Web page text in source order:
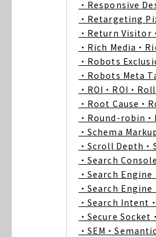
・Responsive
・Retargeting
・Return Visitor
・Rich Media ・
・Robots
・Robots Meta
・ROI ・ROI ・
・Root Cause ・
・Round-robin
・Schema
・Scroll Depth
・Search Console
・Search
・Search
・Search Intent
・Secure Socket
・SEM ・